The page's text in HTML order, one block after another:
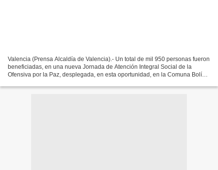
Valencia (Prensa Alcaldía de Valencia).- Un total de mil 950 personas fueron
beneficiadas, en una nueva Jornada de Atención Integral Social de la
Ofensiva por la Paz, desplegada, en esta oportunidad, en la Comuna Bolívar